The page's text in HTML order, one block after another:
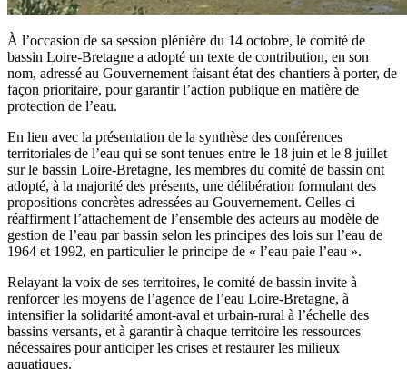
À l’occasion de sa session plénière du 14 octobre, le comité de
bassin Loire-Bretagne a adopté un texte de contribution, en son
nom, adressé au Gouvernement faisant état des chantiers à porter, de
façon prioritaire, pour garantir l’action publique en matière de
protection de l’eau.
En lien avec la présentation de la synthèse des conférences
territoriales de l’eau qui se sont tenues entre le 18 juin et le 8 juillet
sur le bassin Loire-Bretagne, les membres du comité de bassin ont
adopté, à la majorité des présents, une délibération formulant des
propositions concrètes adressées au Gouvernement. Celles-ci
réaffirment l’attachement de l’ensemble des acteurs au modèle de
gestion de l’eau par bassin selon les principes des lois sur l’eau de
1964 et 1992, en particulier le principe de « l’eau paie l’eau ».
Relayant la voix de ses territoires, le comité de bassin invite à
renforcer les moyens de l’agence de l’eau Loire-Bretagne, à
intensifier la solidarité amont-aval et urbain-rural à l’échelle des
bassins versants, et à garantir à chaque territoire les ressources
nécessaires pour anticiper les crises et restaurer les milieux
aquatiques.